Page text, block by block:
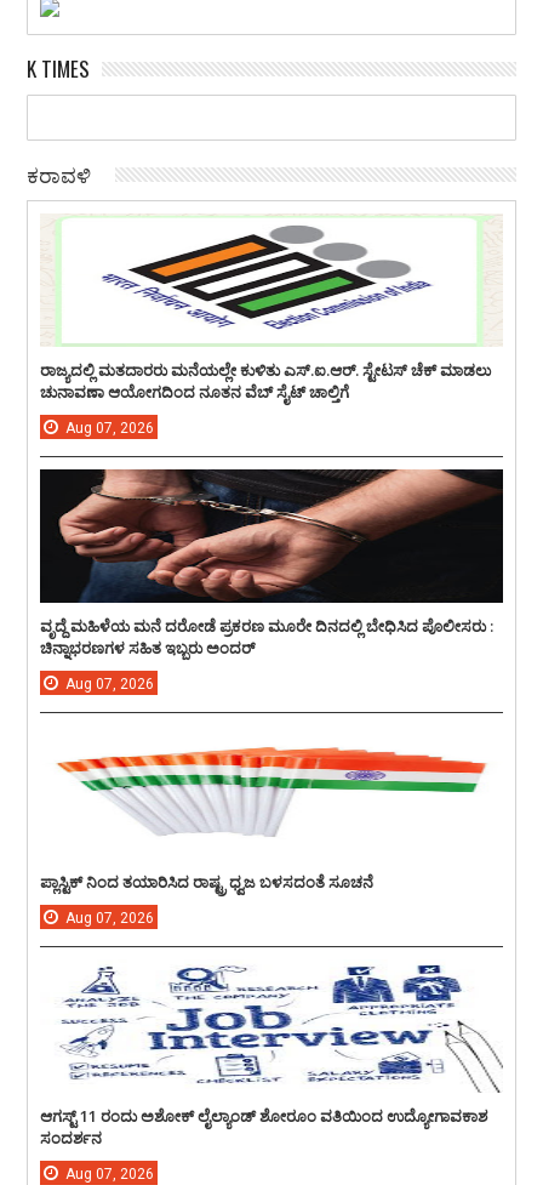
K TIMES
ಕರಾವಳಿ
ರಾಜ್ಯದಲ್ಲಿ ಮತದಾರರು ಮನೆಯಲ್ಲೇ ಕುಳಿತು ಎಸ್.ಐ.ಆರ್. ಸ್ಟೇಟಸ್ ಚೆಕ್ ಮಾಡಲು
ಚುನಾವಣಾ ಆಯೋಗದಿಂದ ನೂತನ ವೆಬ್ ಸೈಟ್ ಚಾಲ್ತಿಗೆ
Aug 07, 2026
ವೃದ್ದೆ ಮಹಿಳೆಯ ಮನೆ ದರೋಡೆ ಪ್ರಕರಣ ಮೂರೇ ದಿನದಲ್ಲಿ ಬೇಧಿಸಿದ ಪೊಲೀಸರು :
ಚಿನ್ನಾಭರಣಗಳ ಸಹಿತ ಇಬ್ಬರು ಅಂದರ್
Aug 07, 2026
ಪ್ಲಾಸ್ಟಿಕ್ ನಿಂದ ತಯಾರಿಸಿದ ರಾಷ್ಟ್ರ ಧ್ವಜ ಬಳಸದಂತೆ ಸೂಚನೆ
Aug 07, 2026
ಆಗಸ್ಟ್ 11 ರಂದು ಅಶೋಕ್ ಲೈಲ್ಯಾಂಡ್ ಶೋರೂಂ ವತಿಯಿಂದ ಉದ್ಯೋಗಾವಕಾಶ
ಸಂದರ್ಶನ
Aug 07, 2026